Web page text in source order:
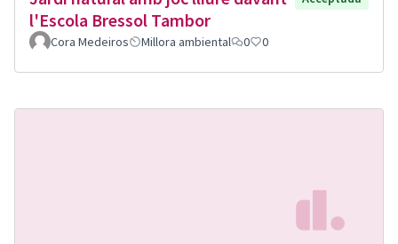
l'Escola Bressol Tambor
Cora Medeiros Millora ambiental 0 0